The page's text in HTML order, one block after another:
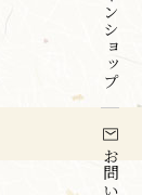
ショップ